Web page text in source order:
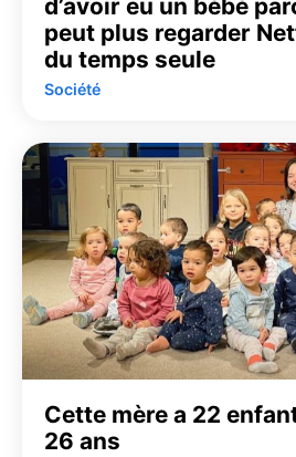
d’avoir eu un bébé
peut plus regarder
du temps seule
Société
Cette mère a 22
26 ans